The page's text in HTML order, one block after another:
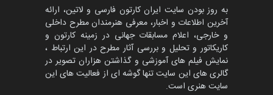
مسابقۀ بین‌المللی کارتون و
کاریکاتور «البغلی…
مهلت 3 ماه دیگر
به روز بودن سایت ایران کارتون فارسی و لاتین، ارائه
آخرین اطلاعات و اخبار، معرفی هنرمندان مطرح داخلی
و خارجی، اعلام مسابقات جهانی در زمینه کارتون و
کاریکاتور و تحلیل و بررسی آثار مطرح در این ارتباط ،
نمایش فیلم های آموزشی و گذاشتن هزاران تصویر در
گالری های این سایت تنها گوشه ای از فعالیت های این
سایت هنری است.